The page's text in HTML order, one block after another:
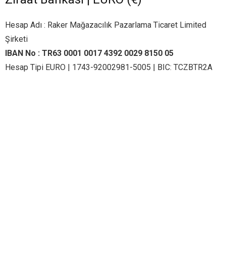
Hesap Adı : Raker Mağazacılık Pazarlama Ticaret Limited
Şirketi
IBAN No : TR63 0001 0017 4392 0029 8150 05
Hesap Tipi EURO | 1743-92002981-5005 | BIC: TCZBTR2A